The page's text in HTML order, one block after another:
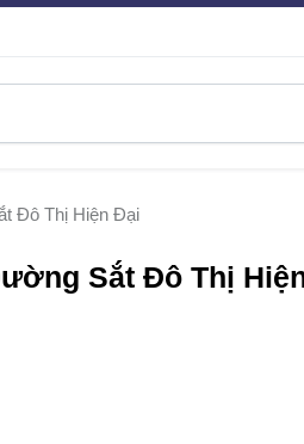
Đô Thị Hiện Đại
Sắt Đô Thị